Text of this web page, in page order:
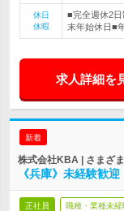
休日
休暇
■完全週休2
末年始休日■
求人詳細を
新着
株式会社KBA | さまざ
《兵庫》未経験歓
正社員 職種・業種未経